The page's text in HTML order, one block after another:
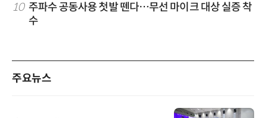
10 주파수 공동사용 첫발 뗀다…무선 마이크 대상 실증 착
수
주요뉴스